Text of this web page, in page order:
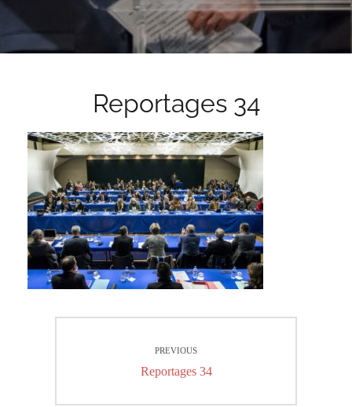
Reportages 34
PREVIOUS
Previous
Reportages 34